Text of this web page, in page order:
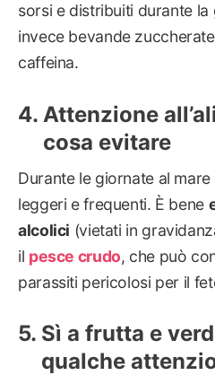
sorsi e distribuiti durante
invece bevande
caffeina.
Attenzione
cosa evitare
Durante le giornate al
leggeri e frequenti. È bene
alcolici (vietati in
il pesce crudo, che può
parassiti pericolosi per il
Sì a frutta e
qualche